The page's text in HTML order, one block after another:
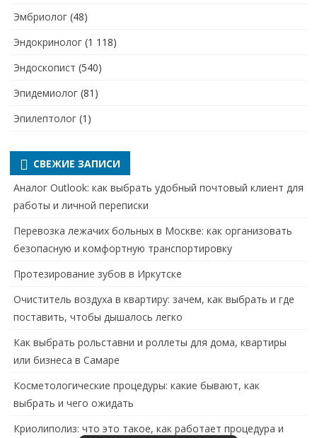
Эмбриолог (48)
Эндокринолог (1 118)
Эндоскопист (540)
Эпидемиолог (81)
Эпилептолог (1)
СВЕЖИЕ ЗАПИСИ
Аналог Outlook: как выбрать удобный почтовый клиент для
работы и личной переписки
Перевозка лежачих больных в Москве: как организовать
безопасную и комфортную транспортировку
Протезирование зубов в Иркутске
Очиститель воздуха в квартиру: зачем, как выбрать и где
поставить, чтобы дышалось легко
Как выбрать рольставни и роллеты для дома, квартиры
или бизнеса в Самаре
Косметологические процедуры: какие бывают, как
выбрать и чего ожидать
Криолиполиз: что это такое, как работает процедура и